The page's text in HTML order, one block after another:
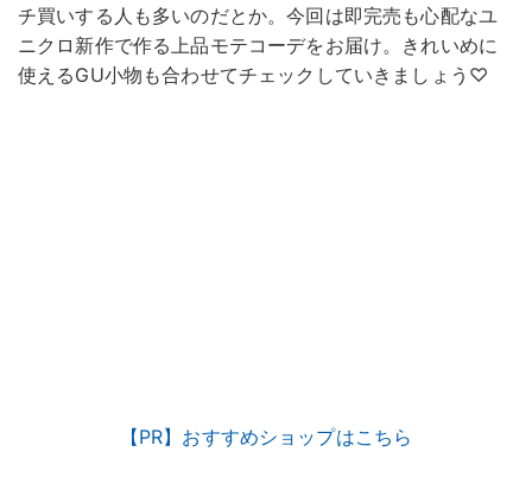
チ買いする人も多いのだとか。今回は即完売も心配なユ
ニクロ新作で作る上品モテコーデをお届け。きれいめに
使えるGU小物も合わせてチェックしていきましょう♡
【PR】おすすめショップはこちら